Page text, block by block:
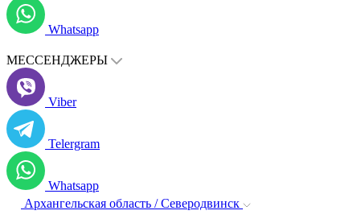
Whatsapp
МЕССЕНДЖЕРЫ
Viber
Telergram
Whatsapp
Архангельская область / Северодвинск